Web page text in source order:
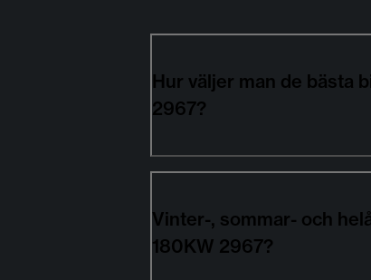
Hur väljer man de bästa
2967?
Vinter-, sommar- och
180KW 2967?